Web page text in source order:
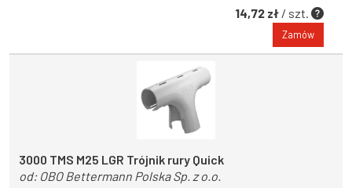
14,72 zł / szt.
Zamów
3000 TMS M25 LGR Trójnik rury Quick
od: OBO Bettermann Polska Sp. z o.o.